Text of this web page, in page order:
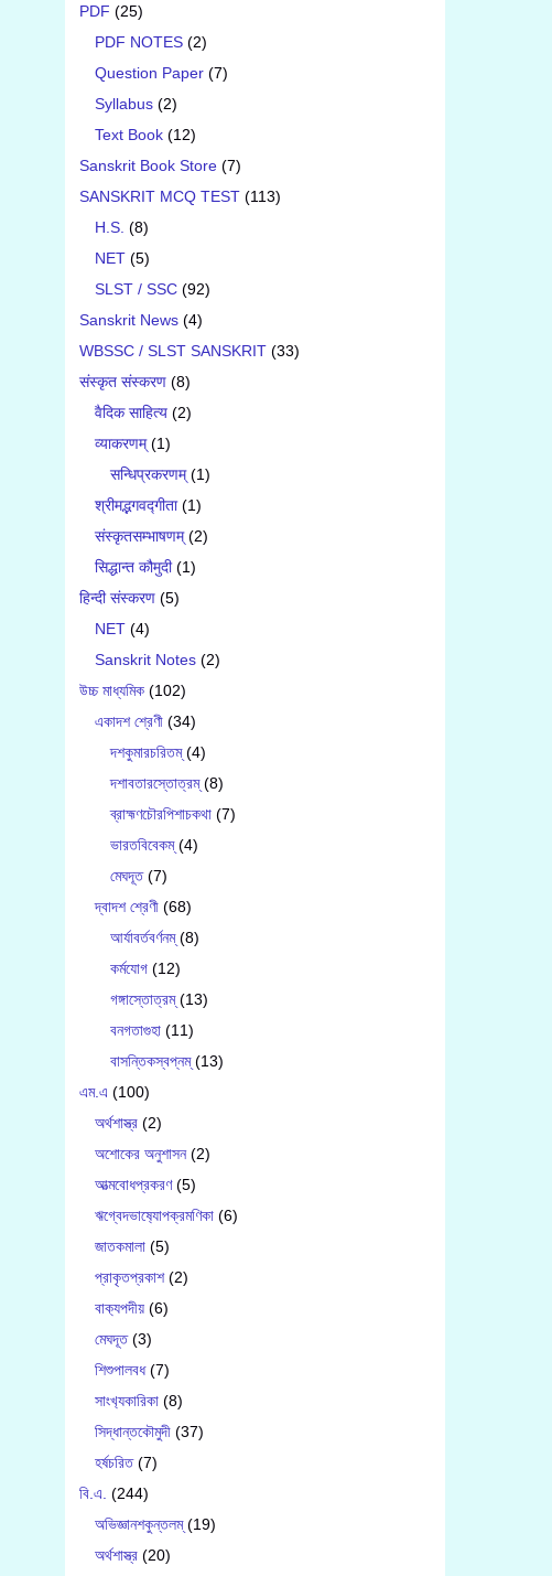
PDF (25)
PDF NOTES (2)
Question Paper (7)
Syllabus (2)
Text Book (12)
Sanskrit Book Store (7)
SANSKRIT MCQ TEST (113)
H.S. (8)
NET (5)
SLST / SSC (92)
Sanskrit News (4)
WBSSC / SLST SANSKRIT (33)
संस्कृत संस्करण (8)
वैदिक साहित्य (2)
व्याकरणम्(1)
सन्धिप्रकरणम्(1)
श्रीमद्भगवद्गीता(1)
संस्कृतसम्भाषणम्(2)
सिद्धान्त कौमुदी(1)
हिन्दी संस्करण (5)
NET (4)
Sanskrit Notes (2)
উচ্চ মাধ্যমিক (102)
একাদশ শ্রেণী (34)
দশকুমারচরিতম্(4)
দশাবতারস্তোত্রম্(8)
ব্রাহ্মণচৌরপিশাচকথা (7)
ভারতবিবেকম্(4)
মেঘদূত(7)
দ্বাদশ শ্রেণী (68)
আর্যাবর্তবর্ণনম্(8)
কর্মযোগ (12)
গঙ্গাস্তোত্রম্(13)
বনগতাগুহা (11)
বাসন্তিকস্বপ্নম্(13)
এম.এ (100)
অর্থশাস্ত্র (2)
অশোকের অনুশাসন(2)
আত্মবোধপ্রকরণ(5)
ঋগ্বেদভাষ‍্যোপক্রমণিকা (6)
জাতকমালা (5)
প্রাকৃতপ্রকাশ(2)
বাক‍্যপদীয় (6)
মেঘদূত(3)
শিশুপালবধ(7)
সাংখ‍্যকারিকা (8)
সিদ্ধান্তকৌমুদী (37)
হর্ষচরিত(7)
বি.এ. (244)
অভিজ্ঞানশকুন্তলম্(19)
অর্থশাস্ত্র (20)